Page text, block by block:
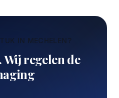
IN MECHELEN?
Wij regelen de